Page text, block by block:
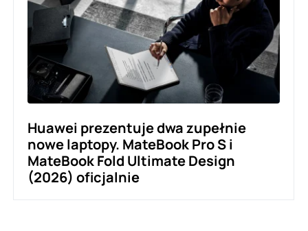
Huawei prezentuje dwa zupełnie
nowe laptopy. MateBook Pro S i
MateBook Fold Ultimate Design
(2026) oficjalnie